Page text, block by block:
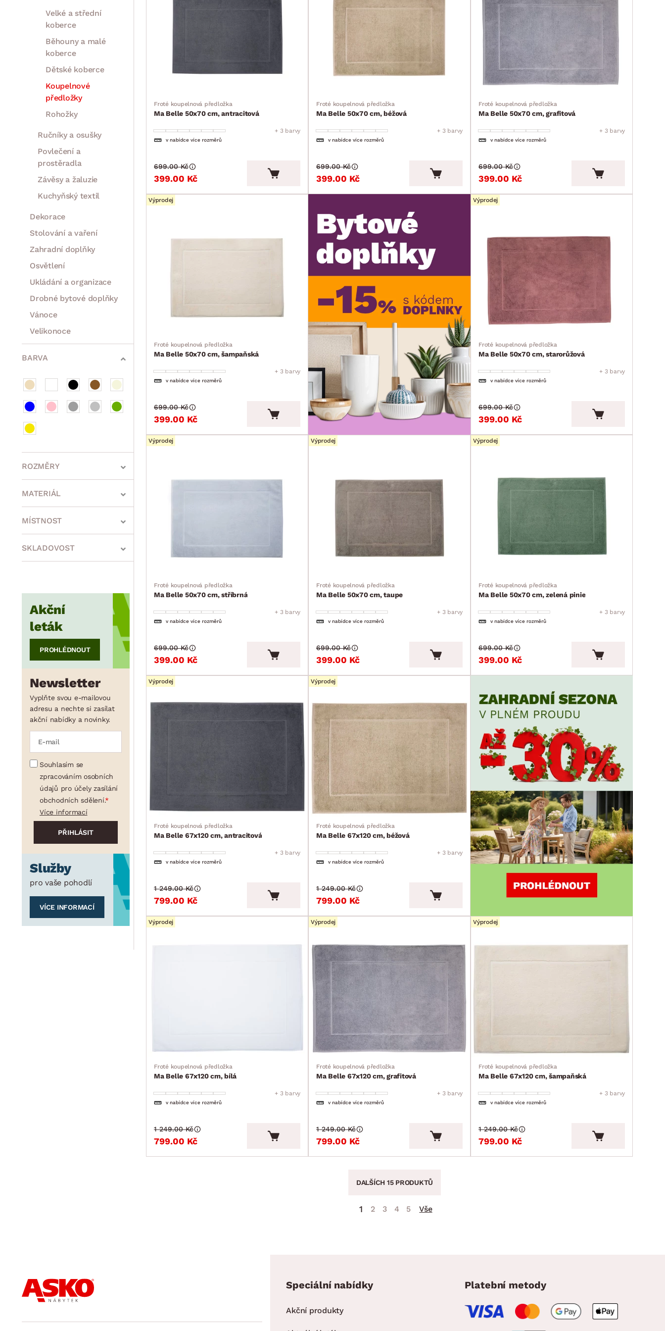
Velké a střední
koberce
Běhouny a malé
koberce
Dětské koberce
Koupelnové
předložky
Rohožky
Ručníky a osušky
Povlečení a
prostěradla
Závěsy a žaluzie
Kuchyňský textil
Dekorace
Stolování a vaření
Zahradní doplňky
Osvětlení
Ukládání a organizace
Drobné bytové doplňky
Vánoce
Velikonoce
Sedací soupravy a pohovky
Sestavy a stěny
Drobný nábytek
Spotřebiče
BARVA
ROZMĚRY
min. cm
min. cm max. cm
min. cm
MATERIÁL
MÍSTNOST
SKLADOVOST
Akční
leták
PROHLÉDNOUT
Newsletter
Vyplňte svou e-mailovou
adresu a nechte si zasílat
akční nabídky a novinky.
Souhlasím se
zpracováním osobních
údajů pro účely zasílání
obchodních sdělení.
Více informací
Služby
pro vaše pohodlí
VÍCE INFORMACÍ
Froté koupelnová předložka
Ma Belle 50x70 cm, antracitová
+ 3 barvy
v nabídce více rozměrů
399.00 Kč
699.00 Kč
Froté koupelnová předložka
Ma Belle 50x70 cm, béžová
+ 3 barvy
v nabídce více rozměrů
399.00 Kč
699.00 Kč
Froté koupelnová předložka
Ma Belle 50x70 cm, grafitová
+ 3 barvy
v nabídce více rozměrů
399.00 Kč
699.00 Kč
Výprodej
Froté koupelnová předložka
Ma Belle 50x70 cm, šampaňská
+ 3 barvy
v nabídce více rozměrů
399.00 Kč
699.00 Kč
Výprodej
Froté koupelnová předložka
Ma Belle 50x70 cm, starorůžová
+ 3 barvy
v nabídce více rozměrů
399.00 Kč
699.00 Kč
Výprodej
Froté koupelnová předložka
Ma Belle 50x70 cm, stříbrná
+ 3 barvy
v nabídce více rozměrů
399.00 Kč
699.00 Kč
Výprodej
Froté koupelnová předložka
Ma Belle 50x70 cm, taupe
+ 3 barvy
v nabídce více rozměrů
399.00 Kč
699.00 Kč
Výprodej
Froté koupelnová předložka
Ma Belle 50x70 cm, zelená pinie
+ 3 barvy
v nabídce více rozměrů
399.00 Kč
699.00 Kč
Výprodej
Froté koupelnová předložka
Ma Belle 67x120 cm, antracitová
+ 3 barvy
v nabídce více rozměrů
799.00 Kč
1 249.00 Kč
Výprodej
Froté koupelnová předložka
Ma Belle 67x120 cm, béžová
+ 3 barvy
v nabídce více rozměrů
799.00 Kč
1 249.00 Kč
Výprodej
Froté koupelnová předložka
Ma Belle 67x120 cm, bílá
+ 3 barvy
v nabídce více rozměrů
799.00 Kč
1 249.00 Kč
Výprodej
Froté koupelnová předložka
Ma Belle 67x120 cm, grafitová
+ 3 barvy
v nabídce více rozměrů
799.00 Kč
1 249.00 Kč
Výprodej
Froté koupelnová předložka
Ma Belle 67x120 cm, šampaňská
+ 3 barvy
v nabídce více rozměrů
799.00 Kč
1 249.00 Kč
DALŠÍCH 15 PRODUKTŮ
1 2 3 4 5 Vše
Speciální nabídky
Akční produkty
Platební metody